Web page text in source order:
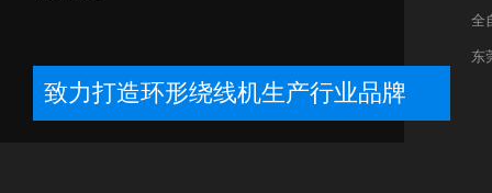
致力打造环形绕线机生产行业品牌
全
东